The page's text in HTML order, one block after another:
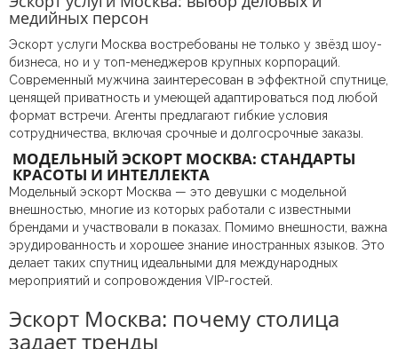
медийных персон
Эскорт услуги Москва востребованы не только у звёзд шоу-
бизнеса, но и у топ-менеджеров крупных корпораций.
Современный мужчина заинтересован в эффектной спутнице,
ценящей приватность и умеющей адаптироваться под любой
формат встречи. Агенты предлагают гибкие условия
сотрудничества, включая срочные и долгосрочные заказы.
МОДЕЛЬНЫЙ ЭСКОРТ МОСКВА: СТАНДАРТЫ
КРАСОТЫ И ИНТЕЛЛЕКТА
Модельный эскорт Москва — это девушки с модельной
внешностью, многие из которых работали с известными
брендами и участвовали в показах. Помимо внешности, важна
эрудированность и хорошее знание иностранных языков. Это
делает таких спутниц идеальными для международных
мероприятий и сопровождения VIP-гостей.
Эскорт Москва: почему столица
задает тренды